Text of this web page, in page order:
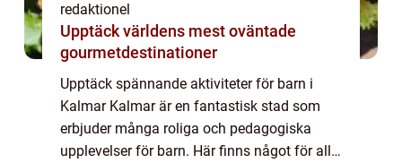
redaktionel
Upptäck världens mest oväntade
gourmetdestinationer
Upptäck spännande aktiviteter för barn i
Kalmar Kalmar är en fantastisk stad som
erbjuder många roliga och pedagogiska
upplevelser för barn. Här finns något för alla